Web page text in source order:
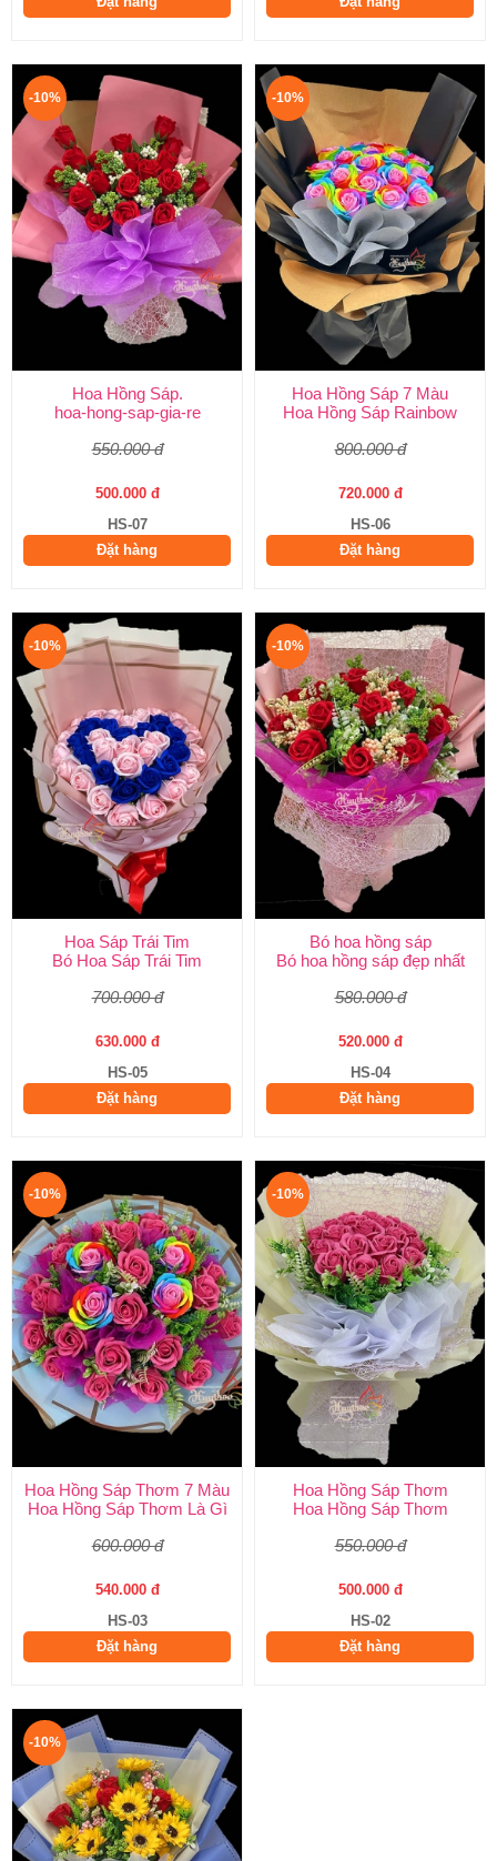
-10%
Hoa Hồng Sáp.
hoa-hong-sap-gia-re
550.000 đ
500.000 đ
HS-07
Đặt hàng
-10%
Hoa Hồng Sáp 7 Màu
Hoa Hồng Sáp Rainbow
800.000 đ
720.000 đ
HS-06
Đặt hàng
-10%
Hoa Sáp Trái Tim
Bó Hoa Sáp Trái Tim
700.000 đ
630.000 đ
HS-05
Đặt hàng
-10%
Bó hoa hồng sáp
Bó hoa hồng sáp đẹp nhất
580.000 đ
520.000 đ
HS-04
Đặt hàng
-10%
Hoa Hồng Sáp Thơm 7 Màu
Hoa Hồng Sáp Thơm Là Gì
600.000 đ
540.000 đ
HS-03
Đặt hàng
-10%
Hoa Hồng Sáp Thơm
Hoa Hồng Sáp Thơm
550.000 đ
500.000 đ
HS-02
Đặt hàng
-10%